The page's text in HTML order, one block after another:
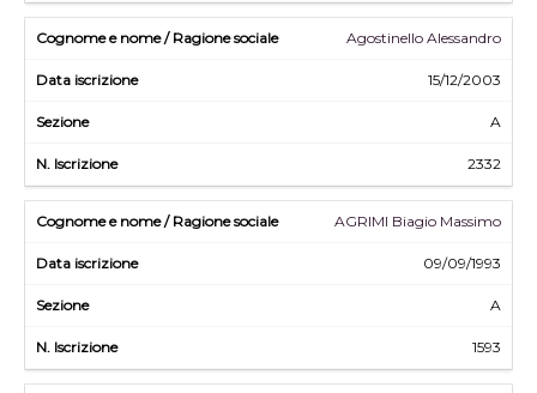
Agostinello Alessandro
15/12/2003
A
2332
AGRIMI Biagio Massimo
09/09/1993
A
1593